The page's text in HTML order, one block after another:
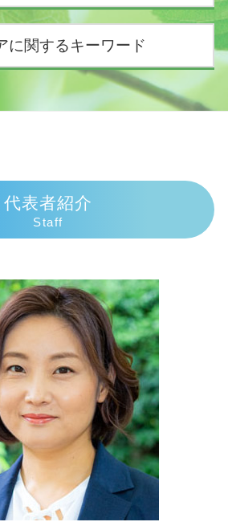
い
ット
通帳
ら5年
渉とは
示談交渉 期間
事故
故
い
で
類
生前
に関するキーワード
熱海市
沼津市
御殿場市
三島市
伊豆市
市
御殿場市
伊東市
士市
伊東市
市
三島市
富士市
代表者紹介
Staff